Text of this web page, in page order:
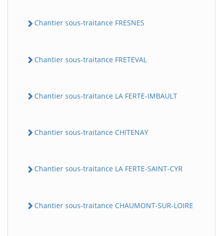
Chantier sous-traitance FRESNES
Chantier sous-traitance FRETEVAL
Chantier sous-traitance LA FERTE-IMBAULT
Chantier sous-traitance CHITENAY
Chantier sous-traitance LA FERTE-SAINT-CYR
Chantier sous-traitance CHAUMONT-SUR-LOIRE